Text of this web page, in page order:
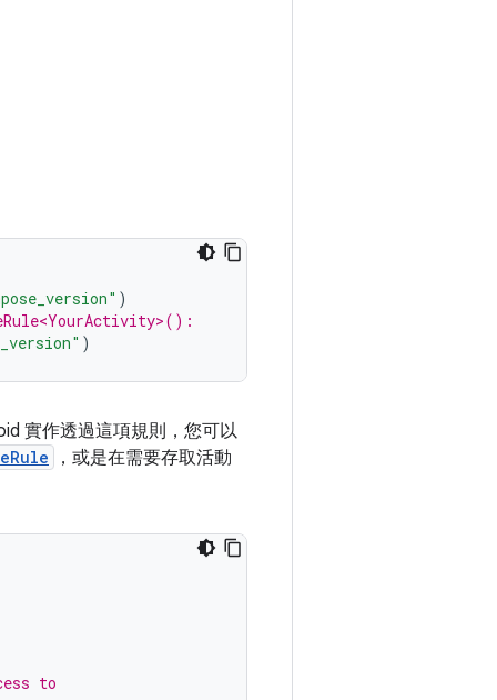
)
)
實作透過這項規則，您可以
，或是在需要存取活動
to